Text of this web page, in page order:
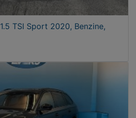
TSI Sport 2020, Benzine,